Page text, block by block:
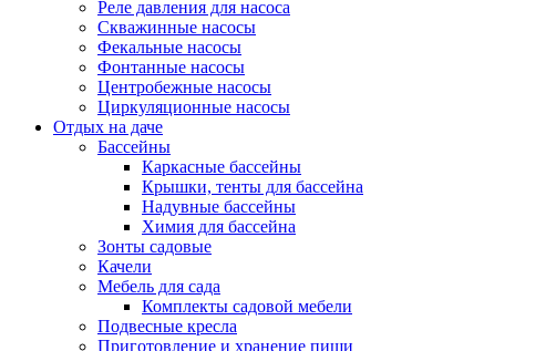
Реле давления для насоса
Скважинные насосы
Фекальные насосы
Фонтанные насосы
Центробежные насосы
Циркуляционные насосы
Отдых на даче
Бассейны
Каркасные бассейны
Крышки, тенты для бассейна
Надувные бассейны
Химия для бассейна
Зонты садовые
Качели
Мебель для сада
Комплекты садовой мебели
Подвесные кресла
Приготовление и хранение пищи